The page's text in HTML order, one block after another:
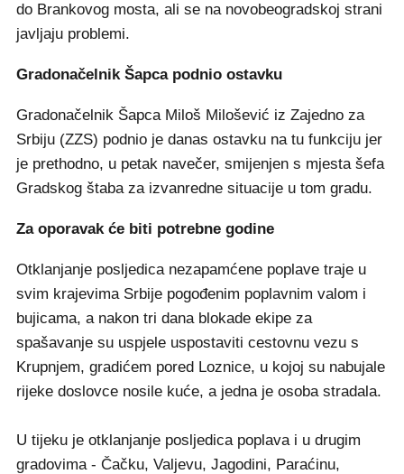
do Brankovog mosta, ali se na novobeogradskoj strani
javljaju problemi.
Gradonačelnik Šapca podnio ostavku
Gradonačelnik Šapca Miloš Milošević iz Zajedno za
Srbiju (ZZS) podnio je danas ostavku na tu funkciju jer
je prethodno, u petak navečer, smijenjen s mjesta šefa
Gradskog štaba za izvanredne situacije u tom gradu.
Za oporavak će biti potrebne godine
Otklanjanje posljedica nezapamćene poplave traje u
svim krajevima Srbije pogođenim poplavnim valom i
bujicama, a nakon tri dana blokade ekipe za
spašavanje su uspjele uspostaviti cestovnu vezu s
Krupnjem, gradićem pored Loznice, u kojoj su nabujale
rijeke doslovce nosile kuće, a jedna je osoba stradala.
U tijeku je otklanjanje posljedica poplava i u drugim
gradovima - Čačku, Valjevu, Jagodini, Paraćinu,